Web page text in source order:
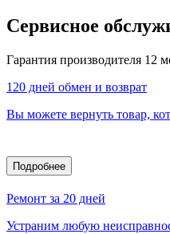
Сервисное
Гарантия производителя 12
120 дней обмен и возврат
Вы можете вернуть товар,
Подробнее
Ремонт за 20 дней
Устраним любую